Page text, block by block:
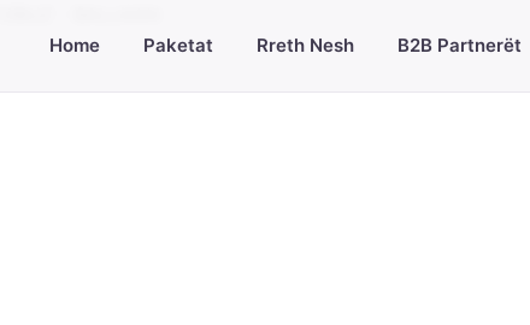
Home Paketat Rreth Nesh B2B Partnerët
- BALLKAN